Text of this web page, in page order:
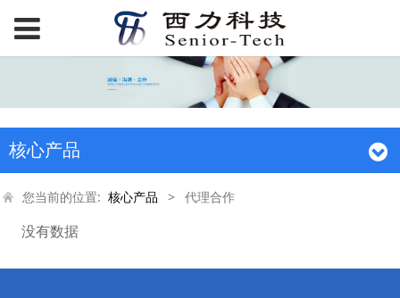
核心产品
您当前的位置:核心产品 > 代理合作
没有数据